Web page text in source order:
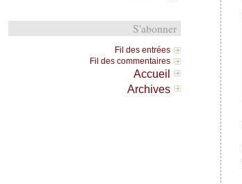
S'abonner
Fil des entrées
Fil des commentaires
Accueil
Archives